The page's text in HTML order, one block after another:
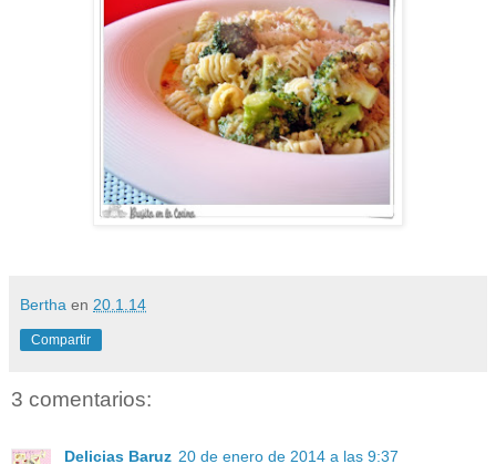
Bertha en 20.1.14
Compartir
3 comentarios:
Delicias Baruz 20 de enero de 2014 a las 9:37